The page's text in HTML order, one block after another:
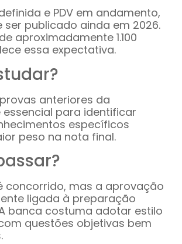
e PDV em andamento,
ser publicado ainda em 2026.
aproximadamente 1.100
essa expectativa.
anteriores da
essencial para identificar
específicos
peso na nota final.
concorrido, mas a aprovação
ligada à preparação
banca costuma adotar estilo
questões objetivas bem